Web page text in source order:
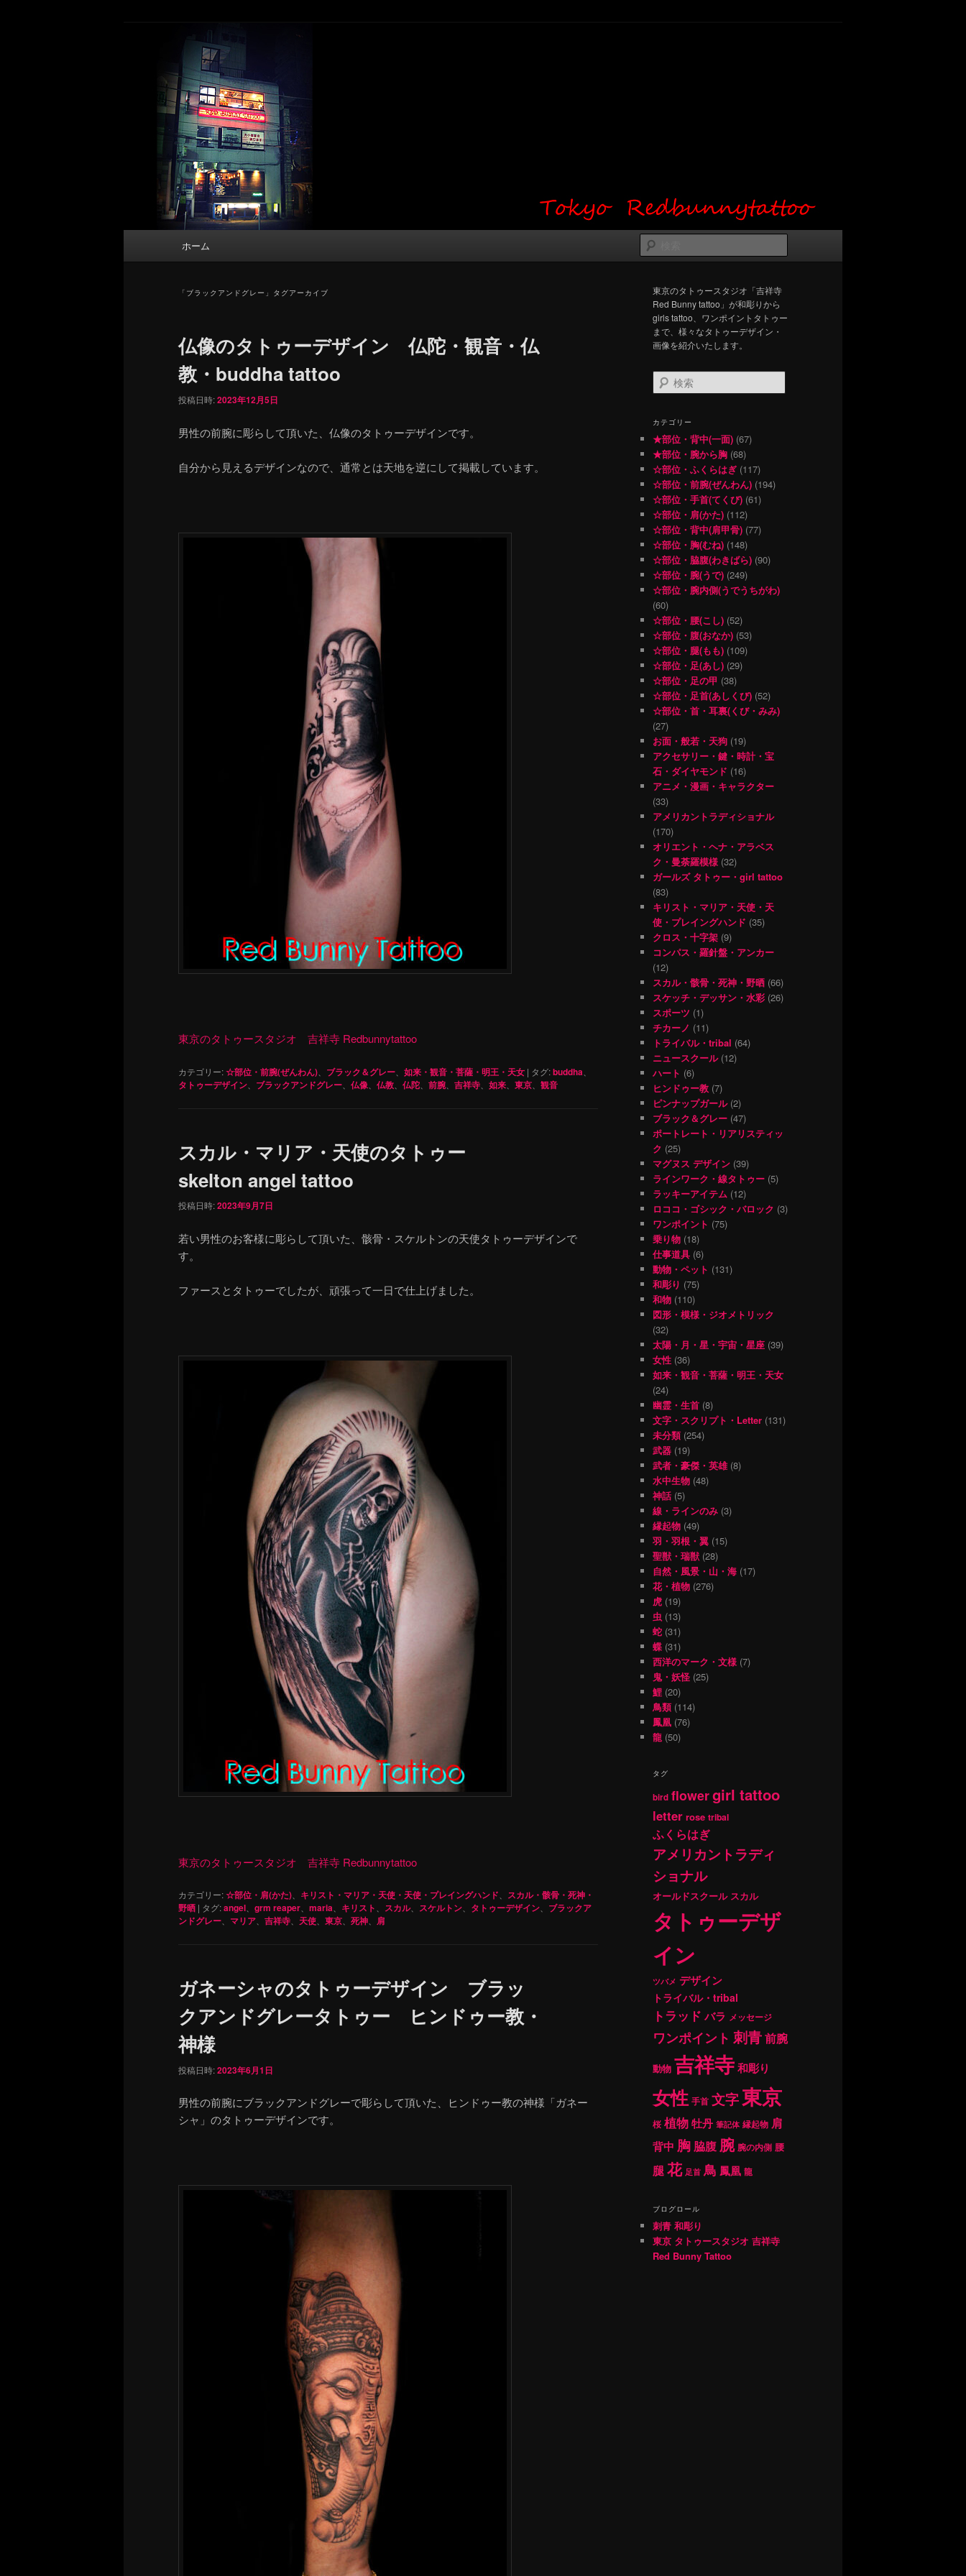
東京 タトゥースタジオ 吉祥寺 Red Bunny
Tattoo タトゥーデザイン・タトゥー画像
タトゥーデザイン・画像の紹介（和彫り・ワンポイント・girl tattoo）
索
ホーム
「 ブラックアンドグレー 」タグアーカイブ
仏像のタトゥーデザイン 仏陀・観音・仏
教・buddha tattoo
投稿日時:2023年12月5日
男性の前腕に彫らして頂いた、仏像のタトゥーデザインです。
自分から見えるデザインなので、通常とは天地を逆にして掲載しています。
東京のタトゥースタジオ 吉祥寺 Redbunnytattoo
カテゴリー:☆部位・前腕(ぜんわん) ブラック＆グレー 如来・観音・菩薩・明王・天女 | タグ:buddha
タトゥーデザイン ブラックアンドグレー 仏像 仏教 仏陀 前腕 吉祥寺 如来 東京 観音
スカル・マリア・天使のタトゥー
skelton angel tattoo
投稿日時:2023年9月7日
若い男性のお客様に彫らして頂いた、骸骨・スケルトンの天使タトゥーデザインで
す。
ファースとタトゥーでしたが、頑張って一日で仕上げました。
東京のタトゥースタジオ 吉祥寺 Redbunnytattoo
カテゴリー:☆部位・肩(かた) キリスト・マリア・天使・天使・プレイングハンド
スカル・骸骨・死神・
野晒 | タグ:angel grm reaper maria キリスト スカル、 スケルトン タトゥーデザイン
ブラックア
ンドグレー
マリア 吉祥寺 天使 東京 死神 肩
ガネーシャのタトゥーデザイン ブラッ
クアンドグレータトゥー ヒンドゥー教・
神様
投稿日時:2023年6月1日
男性の前腕にブラックアンドグレーで彫らして頂いた、ヒンドゥー教の神様「ガネー
シャ」のタトゥーデザインです。
東京のタトゥースタジオ「吉祥寺
Red Bunny tattoo」が和彫りから
girls tattoo、ワンポイントタトゥー
まで、様々なタトゥーデザイン・
画像を紹介いたします。
検
索
カテゴリー
★部位・背中(一面) (67)
★部位・腕から胸 (68)
☆部位・ふくらはぎ (117)
☆部位・前腕(ぜんわん) (194)
☆部位・手首(てくび) (61)
☆部位・肩(かた) (112)
☆部位・背中(肩甲骨) (77)
☆部位・胸(むね) (148)
☆部位・脇腹(わきばら) (90)
☆部位・腕(うで) (249)
☆部位・腕内側(うでうちがわ)
(60)
☆部位・腰(こし) (52)
☆部位・腹(おなか) (53)
☆部位・腿(もも) (109)
☆部位・足(あし) (29)
☆部位・足の甲 (38)
☆部位・足首(あしくび) (52)
☆部位・首・耳裏(くび・みみ)
(27)
お面・般若・天狗 (19)
アクセサリー・鍵・時計・宝
石・ダイヤモンド (16)
アニメ・漫画・キャラクター
(33)
アメリカントラディショナル
(170)
オリエント・ヘナ・アラベス
ク・曼荼羅模様 (32)
ガールズ タトゥー・girl tattoo
(83)
キリスト・マリア・天使・天
使・プレイングハンド (35)
クロス・十字架 (9)
コンパス・羅針盤・アンカー
(12)
スカル・骸骨・死神・野晒 (66)
スケッチ・デッサン・水彩 (26)
スポーツ (1)
チカーノ (11)
トライバル・tribal (64)
ニュースクール(12)
ハート (6)
ヒンドゥー教 (7)
ピンナップガール(2)
ブラック＆グレー (47)
ポートレート・リアリスティッ
ク (25)
マグヌス デザイン (39)
ラインワーク・線タトゥー (5)
ラッキーアイテム (12)
ロココ・ゴシック・バロック (3)
ワンポイント (75)
乗り物 (18)
仕事道具 (6)
動物・ペット (131)
和彫り (75)
和物 (110)
図形・模様・ジオメトリック
(32)
太陽・月・星・宇宙・星座 (39)
女性 (36)
如来・観音・菩薩・明王・天女
(24)
幽霊・生首 (8)
文字・スクリプト・Letter (131)
未分類(254)
武器 (19)
武者・豪傑・英雄(8)
水中生物 (48)
神話 (5)
線・ラインのみ (3)
縁起物 (49)
羽・羽根・翼 (15)
聖獣・瑞獣 (28)
自然・風景・山・海 (17)
花・植物 (276)
虎 (19)
虫 (13)
蛇 (31)
蝶 (31)
西洋のマーク・文様 (7)
鬼・妖怪 (25)
鯉 (20)
鳥類(114)
鳳凰 (76)
龍 (50)
タグ
bird flowergirl tattoo
letter rose tribal
ふくらはぎ
アメリカントラディ
ショナル
オールドスクール スカル
タトゥーデザ
イン
ツバメ デザイン
トライバル・tribal
トラッド バラ メッセージ
ワンポイント 刺青前腕
動物 吉祥寺和彫り
女性 手首 文字東京
桜 植物牡丹 筆記体 縁起物 肩
背中 胸 脇腹 腕 腕の内側 腰
腿花 足首 鳥 鳳凰 龍
ブログロール
刺青 和彫り
東京 タトゥースタジオ 吉祥寺
Red Bunny Tattoo